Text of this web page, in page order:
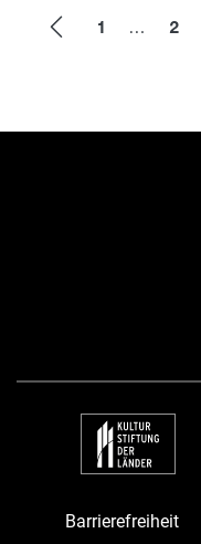
1 … 2
Barrierefreiheit